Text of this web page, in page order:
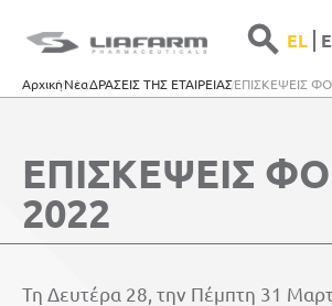
EL
ΑρχικήΝέαΔΡΑΣΕΙΣ ΤΗΣ ΕΤΑΙΡΕΙΑΣΕΠΙΣΚΕΨΕΙΣ
ΕΠΙΣΚΕΨΕΙΣ
2022
Τη Δευτέρα 28, την Πέμπτη 31